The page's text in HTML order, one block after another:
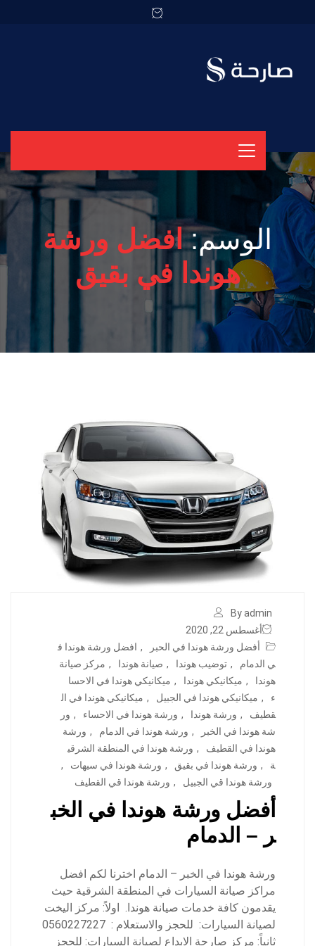
الوسم:افضل ورشة
هوندا في بقيق
By admin
أغسطس 22, 2020
أفضل ورشة هوندا في الحبر
, افضل ورشة هوندا ف
ي الدمام
, توضيب هوندا , صيانة هوندا , مركز صيانة
هوندا
, ميكانيكي هوندا , ميكانيكي هوندا في الاحسا
ء
, ميكانيكي هوندا في الجبيل , ميكانيكي هوندا في ال
قطيف
, ورشة هوندا , ورشة هوندا في الاحساء , ور
شة هوندا في الخبر
, ورشة هوندا في الدمام , ورشة
هوندا في القطيف
, ورشة هوندا في المنطقة الشرقي
ة
, ورشة هوندا في بقيق , ورشة هوندا في سيهات
,
ورشة هوندا قي الجبيل
, ورشة هوندا قي القطيف
أفضل ورشة هوندا في الخب
ر – الدمام
ورشة هوندا في الخبر – الدمام اخترنا لكم افضل
مراكز صيانة السيارات في المنطقة الشرقية حيث
يقدمون كافة خدمات صيانة هوندا. اولاً: مركز اليخت
لصيانة السيارات: للحجز والاستعلام : 0560227227
ثانياً: مركز صارحة الابداع لصيانة السيارات: للحجز